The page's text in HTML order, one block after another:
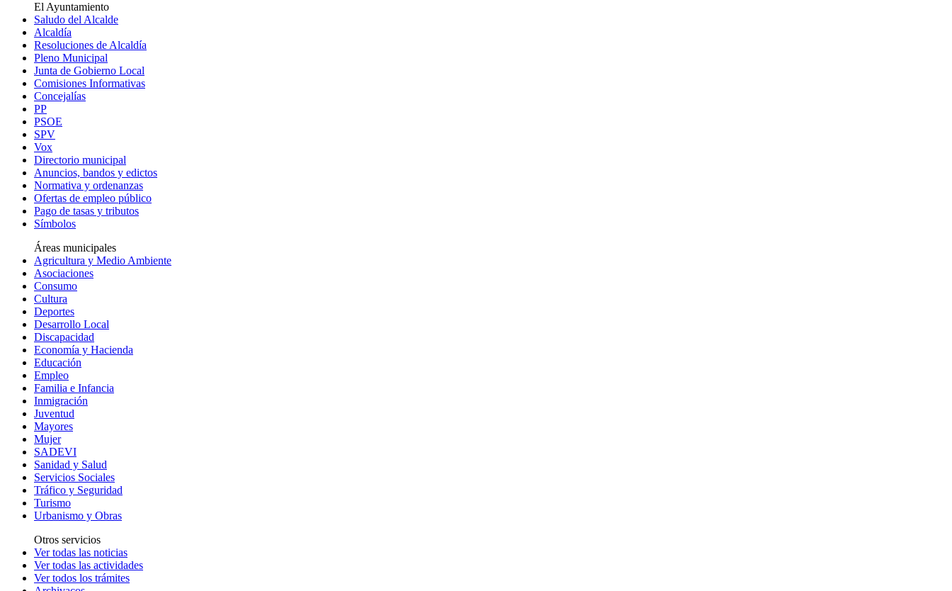
El Ayuntamiento
Saludo del Alcalde
Alcaldía
Resoluciones de Alcaldía
Pleno Municipal
Junta de Gobierno Local
Comisiones Informativas
Concejalías
PP
PSOE
SPV
Vox
Directorio municipal
Anuncios, bandos y edictos
Normativa y ordenanzas
Ofertas de empleo público
Pago de tasas y tributos
Símbolos
Áreas municipales
Agricultura y Medio Ambiente
Asociaciones
Consumo
Cultura
Deportes
Desarrollo Local
Discapacidad
Economía y Hacienda
Educación
Empleo
Familia e Infancia
Inmigración
Juventud
Mayores
Mujer
SADEVI
Sanidad y Salud
Servicios Sociales
Tráfico y Seguridad
Turismo
Urbanismo y Obras
Otros servicios
Ver todas las noticias
Ver todas las actividades
Ver todos los trámites